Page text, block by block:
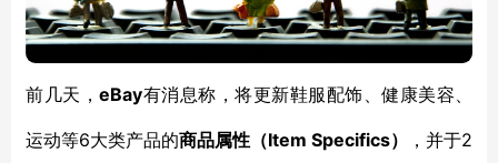
前几天， eBay有消息称，将更新鞋服配饰、健康美容、
运动等6大类产品的商品属性（Item Specifics） ，并于2